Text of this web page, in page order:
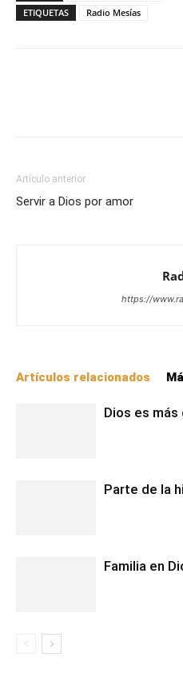
ETIQUETAS
Radio Mesías
Artículo anterior
Servir a Dios por amor
https://
Artículos relacionados
Dios es más
Parte de la
Familia en